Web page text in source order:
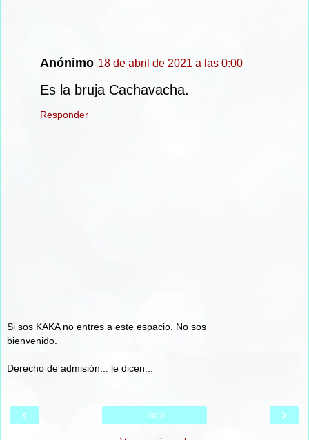
Anónimo 18 de abril de 2021 a las 0:00
Es la bruja Cachavacha.
Responder
Si sos KAKA no entres a este espacio. No sos
bienvenido.
Derecho de admisión... le dicen...
‹ ›
Inicio